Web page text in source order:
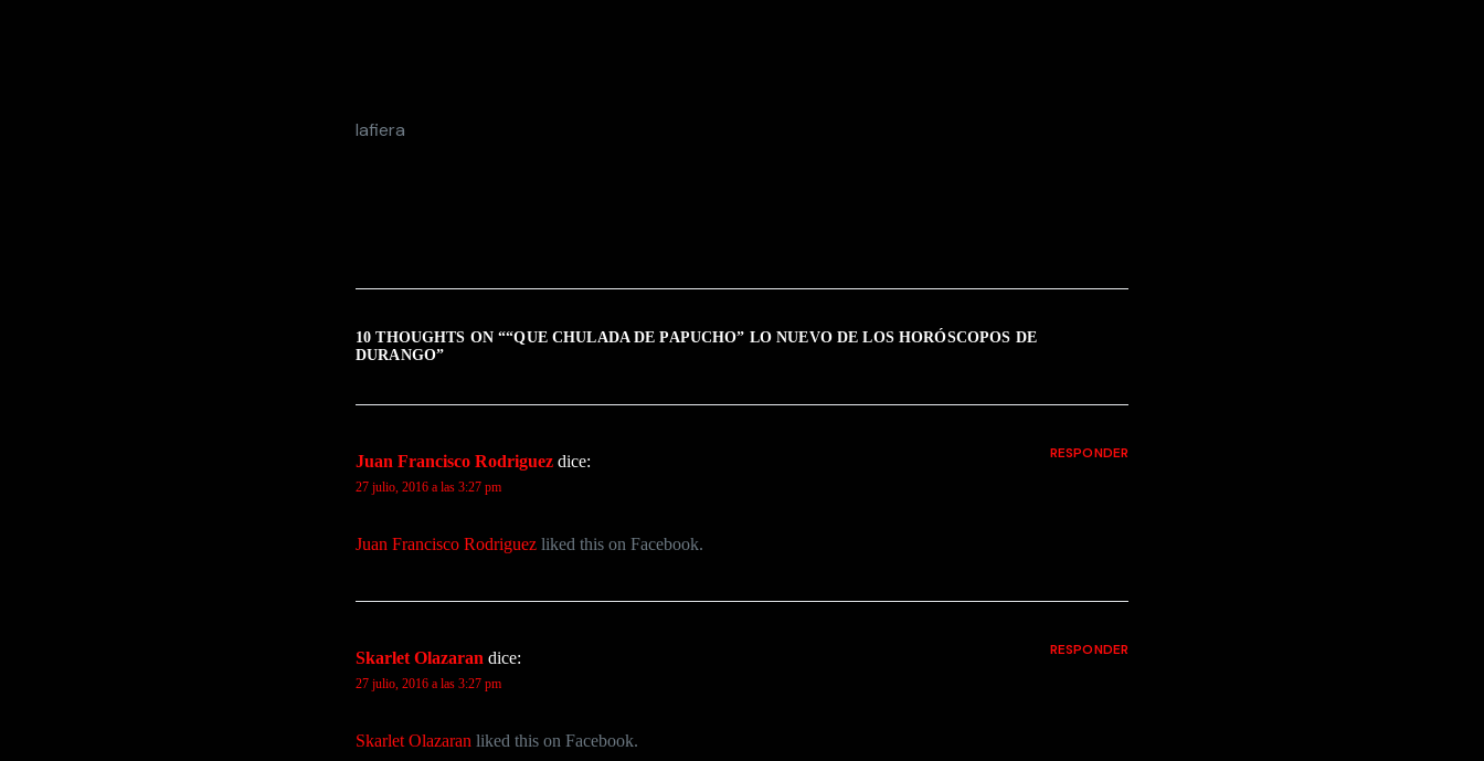
lafiera
10 THOUGHTS ON ““QUE CHULADA DE PAPUCHO” LO NUEVO DE LOS HORÓSCOPOS DE
DURANGO”
Juan Francisco Rodriguez dice:
27 julio, 2016 a las 3:27 pm
Juan Francisco Rodriguez liked this on Facebook.
RESPONDER
Skarlet Olazaran dice:
27 julio, 2016 a las 3:27 pm
Skarlet Olazaran liked this on Facebook.
RESPONDER